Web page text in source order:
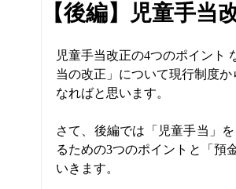
【後編】児童手当
児童手当改正の4つのポイント
当の改正」について現行制度
なればと思います。
さて、後編では「児童手当」
るための3つのポイントと「預
いきます。